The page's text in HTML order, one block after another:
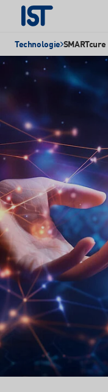
Produits
Technologie
Technologie
Technologie
UV
Technologie
UV LED
Technologie
W/IR
Technologie
Excimer
Séchage
UV sans
photo-
initiateur
HotSwap
Applications
Services
Entreprise
Technologie SMARTcure